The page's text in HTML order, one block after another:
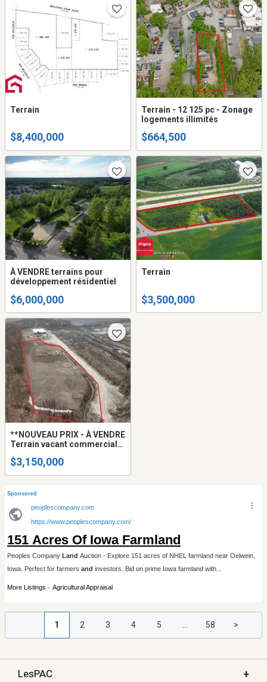
Terrain
$8,400,000
Terrain - 12 125 pc - Zonage
logements illimités
$664,500
À VENDRE terrains pour
développement résidentiel
$6,000,000
Terrain
$3,500,000
**NOUVEAU PRIX - À VENDRE
Terrain vacant commercial
$3,150,000
1 2 3 4 5 ... 58 >
LesPAC +